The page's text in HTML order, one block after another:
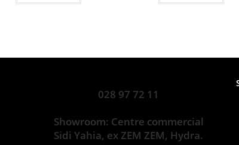
028 97 72 11
Showroom: Centre commercial
Sidi Yahia, ex ZEM ZEM, Hydra.